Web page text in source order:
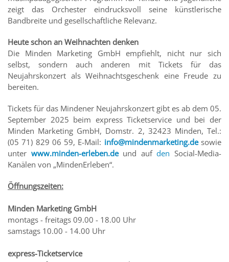
zeigt das Orchester eindrucksvoll seine künstlerische
Bandbreite und gesellschaftliche Relevanz.
Heute schon an Weihnachten denken
Die Minden Marketing GmbH empfiehlt, nicht nur sich
selbst, sondern auch anderen mit Tickets für das
Neujahrskonzert als Weihnachtsgeschenk eine Freude zu
bereiten.
Tickets für das Mindener Neujahrskonzert gibt es ab dem 05.
September 2025 beim express Ticketservice und bei der
Minden Marketing GmbH, Domstr. 2, 32423 Minden, Tel.:
(05 71) 829 06 59, E-Mail: info@mindenmarketing.desowie
unter www.minden-erleben.deund aufden Social-Media-
Kanälen von „MindenErleben“.
Öffnungszeiten:
Minden Marketing GmbH
montags - freitags 09.00 - 18.00 Uhr
samstags 10.00 - 14.00 Uhr
express-Ticketservice